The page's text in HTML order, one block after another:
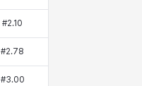
#2.10
#2.78
#3.00